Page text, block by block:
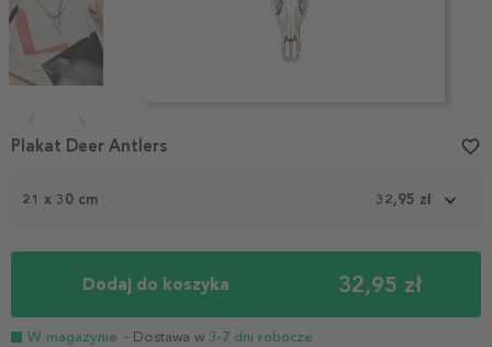
1
21 x 30 cm 32,95 zł
Dodaj do koszyka 32,95 zł
W magazynie - Dostawa w 3-7 dni robocze
Plakat Deer Antlers favorite_border